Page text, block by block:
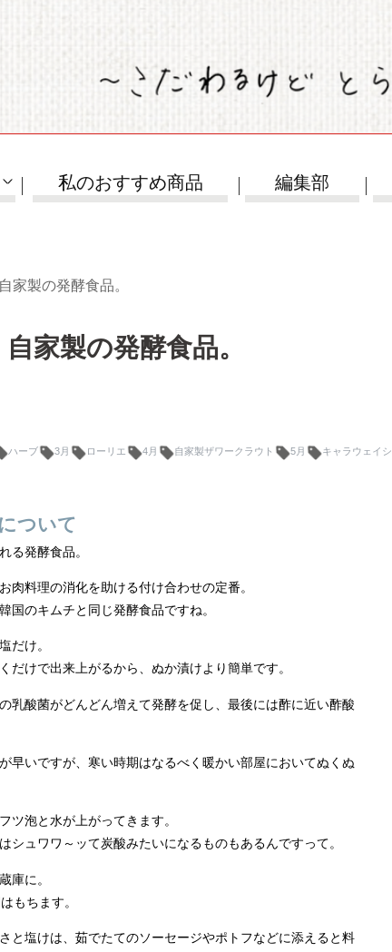
私のおすすめ商品 編集部
家製の発酵食品。
家製の発酵食品。
ハーブ 3月 ローリエ 4月 自家製ザワークラウト 5月
キャラウェイシ
ついて
る発酵食品。
肉料理の消化を助ける付け合わせの定番。
国のキムチと同じ発酵食品ですね。
だけ。
だけで出来上がるから、ぬか漬けより簡単です。
乳酸菌がどんどん増えて発酵を促し、最後には酢に近い酢酸
早いですが、寒い時期はなるべく暖かい部屋においてぬくぬ
ツ泡と水が上がってきます。
シュワワ～ッて炭酸みたいになるものもあるんですって。
庫に。
もちます。
と塩けは、茹でたてのソーセージやポトフなどに添えると料